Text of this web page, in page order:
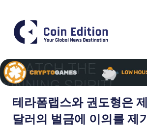
테라폼랩스와 권도형은
달러의 벌금에 이의를 제